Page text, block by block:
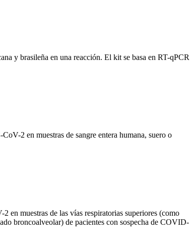
y brasileña en una reacción. El kit se basa en RT-qPCR
2 en muestras de sangre entera humana, suero o
en muestras de las vías respiratorias superiores (como
broncoalveolar) de pacientes con sospecha de COVID-